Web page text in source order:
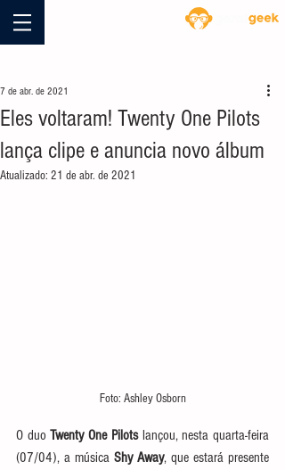
Eles voltaram! Twenty One Pilots
lança clipe e anuncia novo álbum
7 de abr. de 2021
Atualizado: 21 de abr. de 2021
Foto: Ashley Osborn
O duo Twenty One Pilots lançou, nesta quarta-feira
(07/04), a música Shy Away, que estará presente